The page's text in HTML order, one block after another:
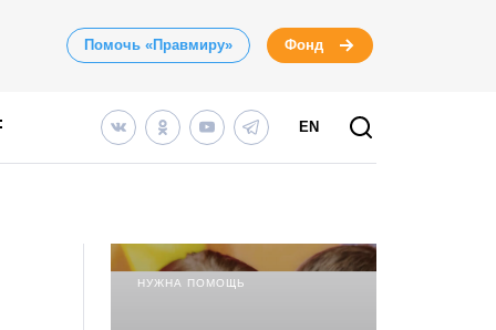
Помочь «Правмиру» Фонд
EN
НУЖНА ПОМОЩЬ